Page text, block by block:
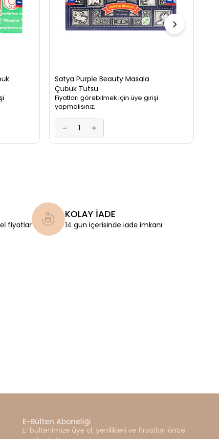
Satya Purple Beauty Masala
Çubuk Tütsü
Fiyatları görebilmek için üye girişi
yapmalısınız.
fiyatlar
KOLAY İADE
14 gün içerisinde iade imkanı
E-Bülten Aboneliği
E-bültenimize üye ol, yenilikleri ve fırsatları önce